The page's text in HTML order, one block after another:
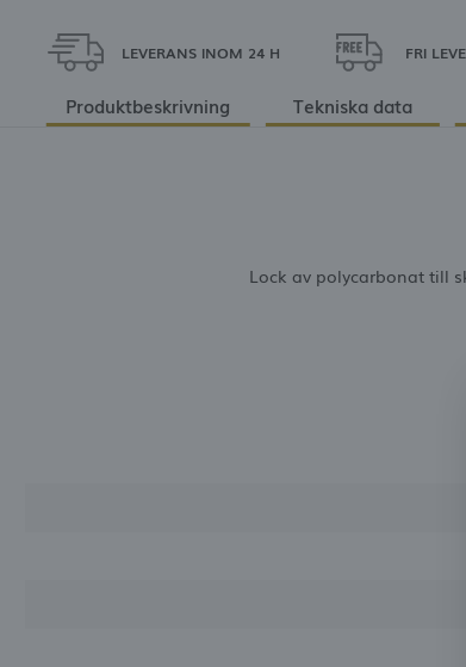
LEVERANS INOM 24 H FRI
Produktbeskrivning Tekniska data
Lock av polycarbonat till